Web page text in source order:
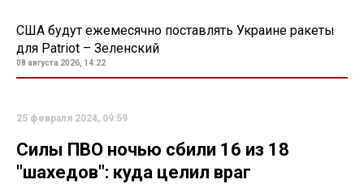
США будут ежемесячно поставлять Украине ракеты
для Patriot – Зеленский
08 августа 2026, 14:22
25 февраля 2024, 09:59
Силы ПВО ночью сбили 16 из 18
"шахедов": куда целил враг